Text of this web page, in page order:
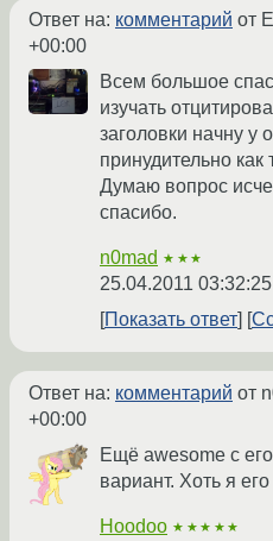
Ответ на: комментарий от
+00:00
Всем большое
изучать
заголовки начну у
принудительно
Думаю вопрос
спасибо.
n0mad ★★★
25.04.2011
Показать ответ
Ответ на: комментарий от
+00:00
Ещё awesome с
вариант. Хоть я
Hoodoo ★★★★★